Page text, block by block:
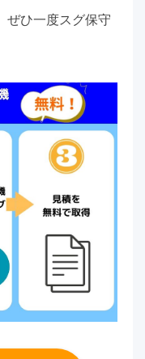
ぜひ一度スグ保守